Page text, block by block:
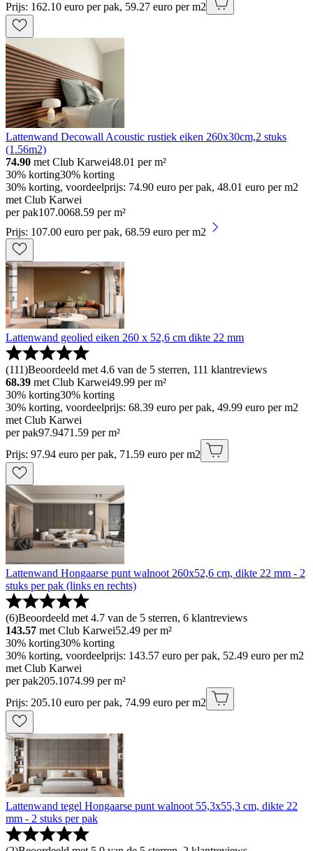
Prijs: 162.10 euro per pak, 59.27 euro per m2
Lattenwand Decowall Acoustic rustiek eiken 260x30cm,2 stuks
(1.56m2)
74.90 met Club Karwei48.01 per m²
30% korting30% korting
30% korting, voordeelprijs: 74.90 euro per pak, 48.01 euro per m2
met Club Karwei
per pak107.0068.59 per m²
Prijs: 107.00 euro per pak, 68.59 euro per m2
Lattenwand geolied eiken 260 x 52,6 cm dikte 22 mm
(111)Beoordeeld met 4.6 van de 5 sterren, 111 klantreviews
68.39 met Club Karwei49.99 per m²
30% korting30% korting
30% korting, voordeelprijs: 68.39 euro per pak, 49.99 euro per m2
met Club Karwei
per pak97.9471.59 per m²
Prijs: 97.94 euro per pak, 71.59 euro per m2
Lattenwand Hongaarse punt walnoot 260x52,6 cm, dikte 22 mm - 2
stuks per pak (links en rechts)
(6)Beoordeeld met 4.7 van de 5 sterren, 6 klantreviews
143.57 met Club Karwei52.49 per m²
30% korting30% korting
30% korting, voordeelprijs: 143.57 euro per pak, 52.49 euro per m2
met Club Karwei
per pak205.1074.99 per m²
Prijs: 205.10 euro per pak, 74.99 euro per m2
Lattenwand tegel Hongaarse punt walnoot 55,3x55,3 cm, dikte 22
mm - 2 stuks per pak